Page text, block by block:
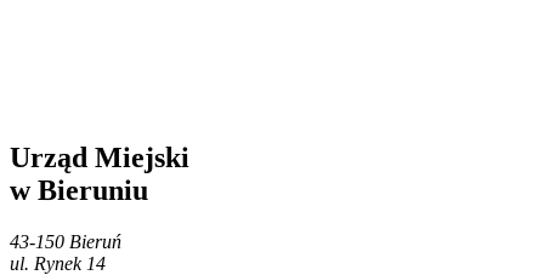
Urząd Miejski
w Bieruniu
43-150 Bieruń
ul. Rynek 14